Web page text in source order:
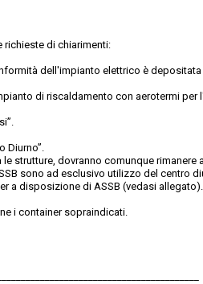
di chiarimenti:
dell'impianto elettrico è
di riscaldamento con aerotermi
Diurno”.
le strutture, dovranno comunque
sono ad esclusivo utilizzo del centro
a disposizione di ASSB (vedasi allegato).
i container sopraindicati.